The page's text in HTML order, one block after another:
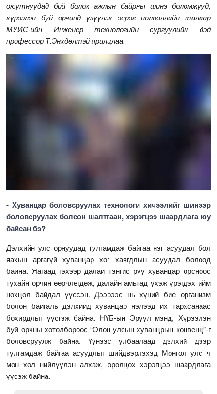
оюутнуудад бий болох ажлын байрны шинэ боломжууд,
хүрээлэн буй орчинд үзүүлэх эерэг нөлөөллийн талаар
МУИС-ийн Инженер технологийн сургуулийн дэд
профессор Т.Энхдөлтэй ярилцлаа.
- Хуванцар боловсруулах технологи хичээлийг шинээр
боловсруулах болсон шалтгаан, хэрэгцээ шаардлага юу
байсан бэ?
Дэлхийн улс орнуудад тулгамдаж байгаа нэг асуудал бол
яахын аргагүй хуванцар хог хаягдлын асуудал болоод
байна. Яагаад гэхээр далай тэнгис рүү хуванцар орсноос
тухайн орчин өөрчлөгдөж, далайн амьтад үхэж үрэгдэх ийм
нөхцөл байдал үүссэн. Дээрээс нь хүний бие организм
болон байгаль дэлхийд хуванцар нэлээд их тархсанаас
бохирдлыг үүсгэж байна. НҮБ-ын Эрүүл мэнд, Хүрээлэн
буй орчны хөтөлбөрөөс “Олон улсын хуванцрын конвенц”-г
боловсруулж байна. Үүнээс улбаалаад дэлхий дээр
тулгамдаж байгаа асуудлыг шийдвэрлэхэд Монгол улс ч
мөн хөл нийлүүлэн алхаж, оролцох хэрэгцээ шаардлага
үүсэж байна.